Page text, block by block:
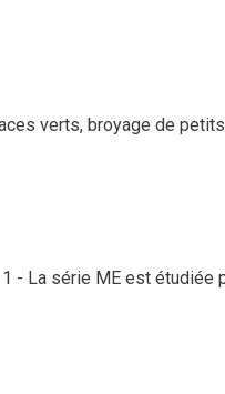
verts, broyage de
La série ME est étudiée